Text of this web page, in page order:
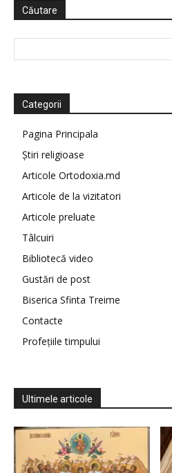
Căutare
Categorii
Pagina Principala
Știri religioase
Articole Ortodoxia.md
Articole de la vizitatori
Articole preluate
Tâlcuiri
Bibliotecă video
Gustări de post
Biserica Sfinta Treime
Contacte
Profețiile timpului
Ultimele articole